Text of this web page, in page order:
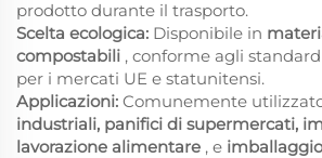
prodotto durante il trasporto.
Scelta ecologica: Disponibile in
compostabili , conforme agli
per i mercati UE e statunitensi.
Applicazioni: Comunemente
industriali, panifici di supermercati,
lavorazione alimentare , e